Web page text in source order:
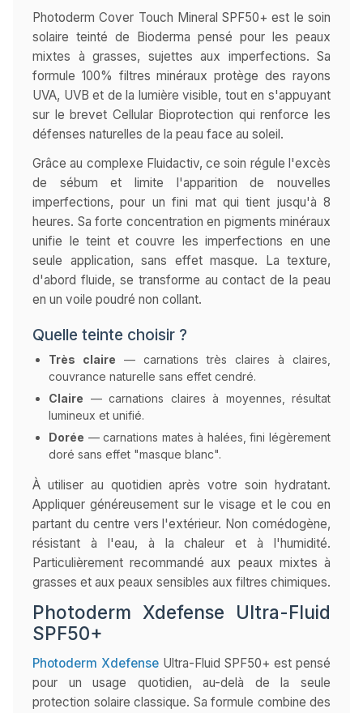
Photoderm Cover Touch Mineral SPF50+ est le soin
solaire teinté de Bioderma pensé pour les peaux
mixtes à grasses, sujettes aux imperfections. Sa
formule 100% filtres minéraux protège des rayons
UVA, UVB et de la lumière visible, tout en s'appuyant
sur le brevet Cellular Bioprotection qui renforce les
défenses naturelles de la peau face au soleil.
Grâce au complexe Fluidactiv, ce soin régule l'excès
de sébum et limite l'apparition de nouvelles
imperfections, pour un fini mat qui tient jusqu'à 8
heures. Sa forte concentration en pigments minéraux
unifie le teint et couvre les imperfections en une
seule application, sans effet masque. La texture,
d'abord fluide, se transforme au contact de la peau
en un voile poudré non collant.
Quelle teinte choisir ?
Très claire — carnations très claires à claires,
couvrance naturelle sans effet cendré.
Claire — carnations claires à moyennes, résultat
lumineux et unifié.
Dorée — carnations mates à halées, fini légèrement
doré sans effet "masque blanc".
À utiliser au quotidien après votre soin hydratant.
Appliquer généreusement sur le visage et le cou en
partant du centre vers l'extérieur. Non comédogène,
résistant à l'eau, à la chaleur et à l'humidité.
Particulièrement recommandé aux peaux mixtes à
grasses et aux peaux sensibles aux filtres chimiques.
Photoderm Xdefense Ultra-Fluid
SPF50+
Photoderm Xdefense Ultra-Fluid SPF50+ est pensé
pour un usage quotidien, au-delà de la seule
protection solaire classique. Sa formule combine des